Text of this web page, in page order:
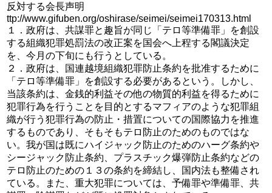
反対する会長声明
ttp://www.gifuben.org/oshirase/seimei/seimei170313.html
１．政府は、共謀罪と趣旨が同じ「テロ等準備罪」を創設
する組織犯罪処罰法の改正案を国会へ上程する閣議決定
を、今月の下旬にも行うとしている。
２．政府は、国連越境組織犯罪防止条約を批准するために
「テロ等準備罪」を創設する必要があるという。しかし、
当該条約は、金銭的利益その他の物質的利益を得るために
犯罪行為を行うことを目的とするマフィアのような犯罪組
織が行う犯罪行為の防止・措置についての国際協力を推進
するものであり、そもそもテロ防止のためのものではな
い。我が国は既にハイジャック防止のためのハーグ条約や
シージャック防止条約、プラスチック爆弾防止条約などの
テロ防止のための１３の条約を締結し、国内法も整備され
ている。また、重大犯罪については、予備罪や準備罪、共